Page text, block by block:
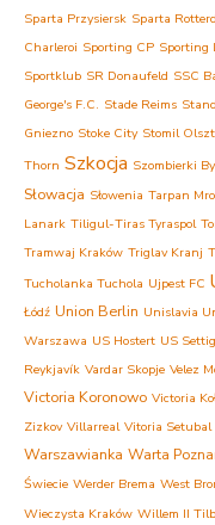
Sparta Przysiersk Sparta
Charleroi Sporting CP Sporting
Sportklub SR Donaufeld SSC
George's F.C. Stade Reims
Gniezno Stoke City Stomil
Thorn Szkocja Szombierki
Słowacja Słowenia Tarpan
Lanark Tiligul-Tiras Tyraspol
Tramwaj Kraków Triglav Kranj
Tucholanka Tuchola Ujpest FC
Łódź Union Berlin Unislavia
Warszawa US Hostert US
Reykjavík Vardar Skopje Velez
Victoria Koronowo Victoria
Zizkov Villarreal Vitoria Setubal
Warszawianka Warta
Świecie Werder Brema West
Wieczysta Kraków Willem II